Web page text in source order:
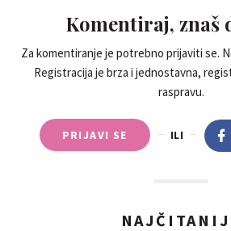
Komentiraj, znaš
Za komentiranje je potrebno prijaviti se.
Registracija je brza i jednostavna,
raspravu.
PRIJAVI SE ILI